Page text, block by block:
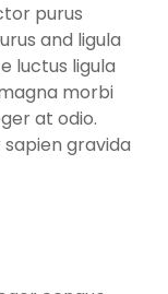
purus
and ligula
luctus ligula
morbi
at odio.
gravida